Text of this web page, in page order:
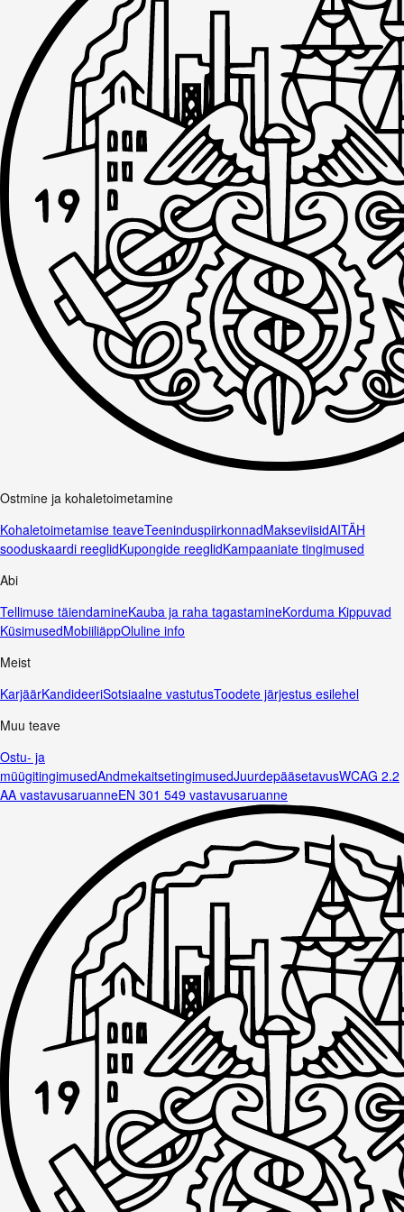
Ostmine ja kohaletoimetamine
Kohaletoimetamise teaveTeeninduspiirkonnadMakseviisidAITÄH
sooduskaardi reeglidKupongide reeglidKampaaniate tingimused
Abi
Tellimuse täiendamineKauba ja raha tagastamineKorduma Kippuvad
KüsimusedMobiiliäppOluline info
Meist
KarjäärKandideeriSotsiaalne vastutusToodete järjestus esilehel
Muu teave
Ostu- ja
müügitingimusedAndmekaitsetingimusedJuurdepääsetavusWCAG 2.2
AA vastavusaruanneEN 301 549 vastavusaruanne